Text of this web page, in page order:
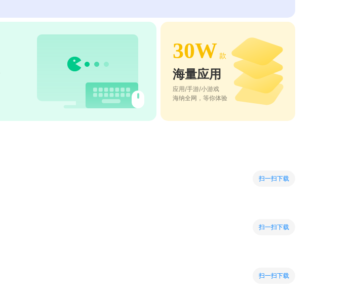
30W 款
海量应用
应用/手游/小游戏
海纳全网，等你体验
扫一扫下载
扫一扫下载
扫一扫下载